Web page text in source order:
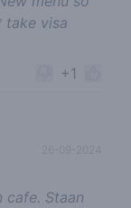
take visa
+1
cafe. Staan